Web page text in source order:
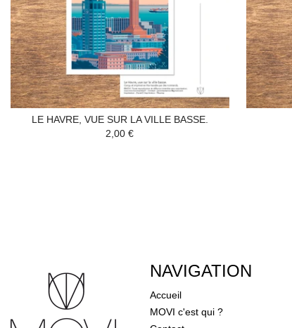
LE HAVRE, VUE SUR LA VILLE BASSE.
2,00 €
NAVIGATION
Accueil
MOVI c'est qui ?